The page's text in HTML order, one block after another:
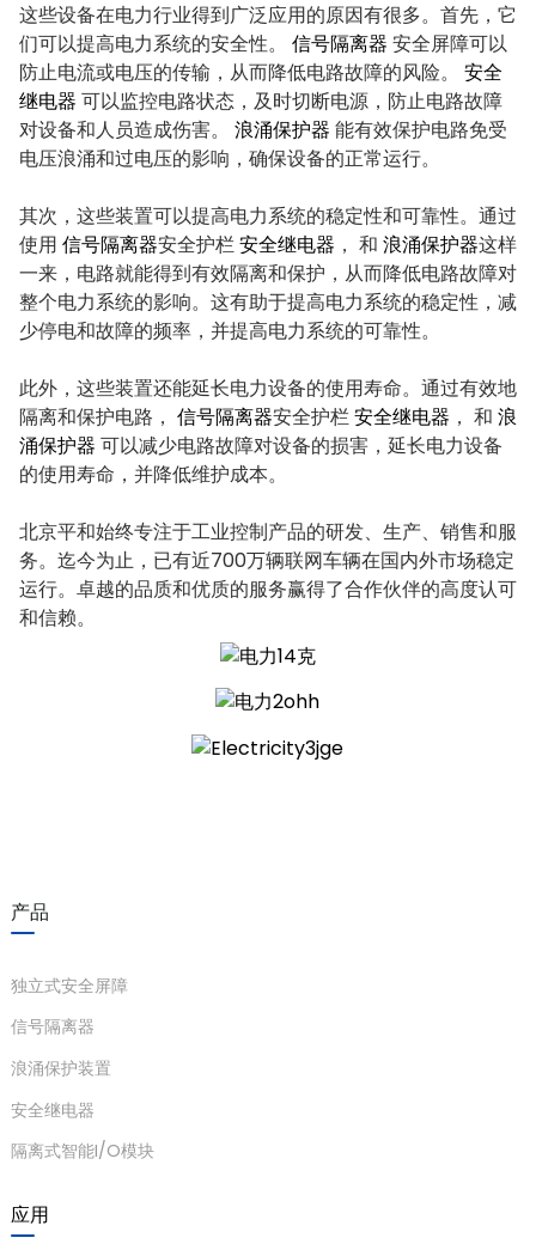
这些设备在电力行业得到广泛应用的原因有很多。首先，它
们可以提高电力系统的安全性。 信号隔离器 安全屏障可以
防止电流或电压的传输，从而降低电路故障的风险。 安全
继电器 可以监控电路状态，及时切断电源，防止电路故障
对设备和人员造成伤害。 浪涌保护器 能有效保护电路免受
电压浪涌和过电压的影响，确保设备的正常运行。
其次，这些装置可以提高电力系统的稳定性和可靠性。通过
使用 信号隔离器安全护栏安全继电器 ， 和 浪涌保护器这样
一来，电路就能得到有效隔离和保护，从而降低电路故障对
整个电力系统的影响。这有助于提高电力系统的稳定性，减
少停电和故障的频率，并提高电力系统的可靠性。
此外，这些装置还能延长电力设备的使用寿命。通过有效地
隔离和保护电路， 信号隔离器安全护栏安全继电器 ， 和 浪
涌保护器 可以减少电路故障对设备的损害，延长电力设备
的使用寿命，并降低维护成本。
北京平和始终专注于工业控制产品的研发、生产、销售和服
务。迄今为止，已有近700万辆联网车辆在国内外市场稳定
运行。卓越的品质和优质的服务赢得了合作伙伴的高度认可
和信赖。
产品
独立式安全屏障
信号隔离器
浪涌保护装置
安全继电器
隔离式智能I/O模块
应用